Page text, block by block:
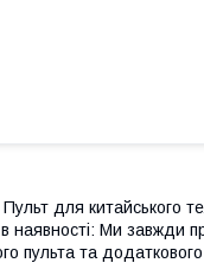
для китайського
Ми завжди
пульта та